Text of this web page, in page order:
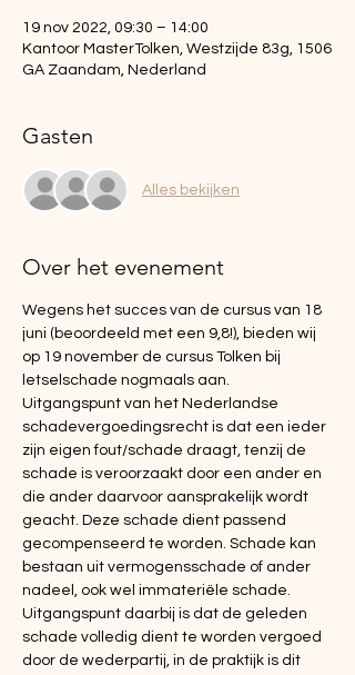
19 nov 2022, 09:30 – 14:00
Kantoor MasterTolken, Westzijde 83g, 1506
GA Zaandam, Nederland
Gasten
Alles bekijken
Over het evenement
Wegens het succes van de cursus van 18
juni (beoordeeld met een 9,8!), bieden wij
op 19 november de cursus Tolken bij
letselschade nogmaals aan.
Uitgangspunt van het Nederlandse
schadevergoedingsrecht is dat een ieder
zijn eigen fout/schade draagt, tenzij de
schade is veroorzaakt door een ander en
die ander daarvoor aansprakelijk wordt
geacht. Deze schade dient passend
gecompenseerd te worden. Schade kan
bestaan uit vermogensschade of ander
nadeel, ook wel immateriële schade.
Uitgangspunt daarbij is dat de geleden
schade volledig dient te worden vergoed
door de wederpartij, in de praktijk is dit